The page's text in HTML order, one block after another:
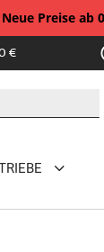
Preise ab
€